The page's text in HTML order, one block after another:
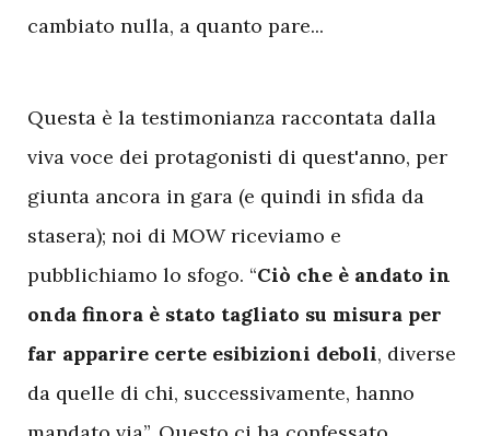
cambiato nulla, a quanto pare...
Questa è la testimonianza raccontata dalla
viva voce dei protagonisti di quest'anno, per
giunta ancora in gara (e quindi in sfida da
stasera); noi di MOW riceviamo e
pubblichiamo lo sfogo. “Ciò che è andato in
onda finora è stato tagliato su misura per
far apparire certe esibizioni deboli, diverse
da quelle di chi, successivamente, hanno